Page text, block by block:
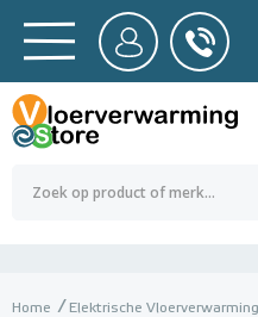
BTW
0,00
Home Elektrische Vloerverwarming